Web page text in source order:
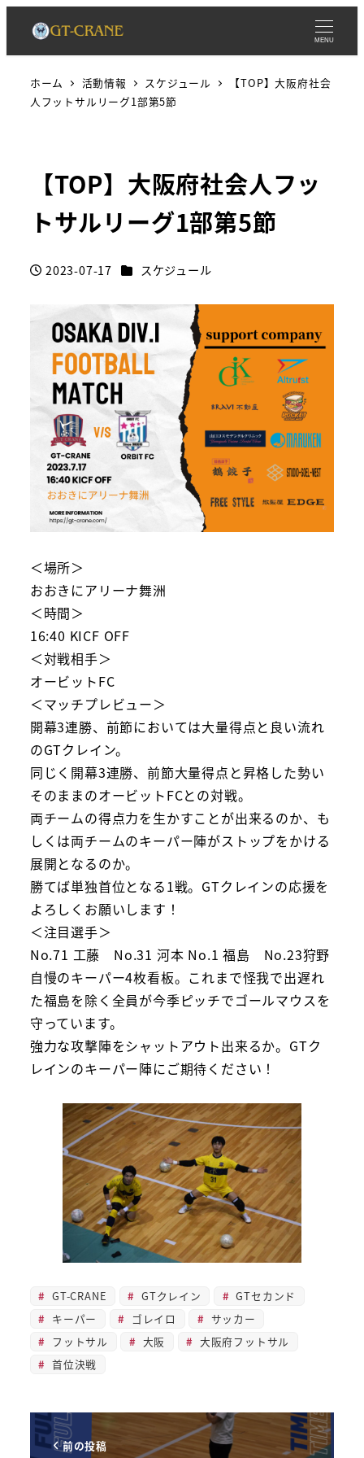
MENU
ホーム 活動情報 スケジュール
【TOP】大阪府社会
人フットサルリーグ1部第5節
【TOP】大阪府社会人フッ
トサルリーグ1部第5節
投稿日
2023-07-17 カテゴリー
スケジュール
＜場所＞
おおきにアリーナ舞洲
＜時間＞
16:40 KICF OFF
＜対戦相手＞
オービットFC
＜マッチプレビュー＞
開幕3連勝、前節においては大量得点と良い流れ
のGTクレイン。
同じく開幕3連勝、前節大量得点と昇格した勢い
そのままのオービットFCとの対戦。
両チームの得点力を生かすことが出来るのか、も
しくは両チームのキーパー陣がストップをかける
展開となるのか。
勝てば単独首位となる1戦。GTクレインの応援を
よろしくお願いします！
＜注目選手＞
No.71 工藤 No.31 河本 No.1 福島 No.23狩野
自慢のキーパー4枚看板。これまで怪我で出遅れ
た福島を除く全員が今季ピッチでゴールマウスを
守っています。
強力な攻撃陣をシャットアウト出来るか。GTク
レインのキーパー陣にご期待ください！
GT-CRANE GTクレイン
GTセカンド
キーパー
ゴレイロ
サッカー
フットサル
大阪
大阪府フットサル
首位決戦
前の投稿